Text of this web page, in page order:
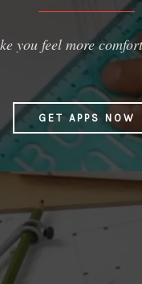
you feel more
GET APPS NOW